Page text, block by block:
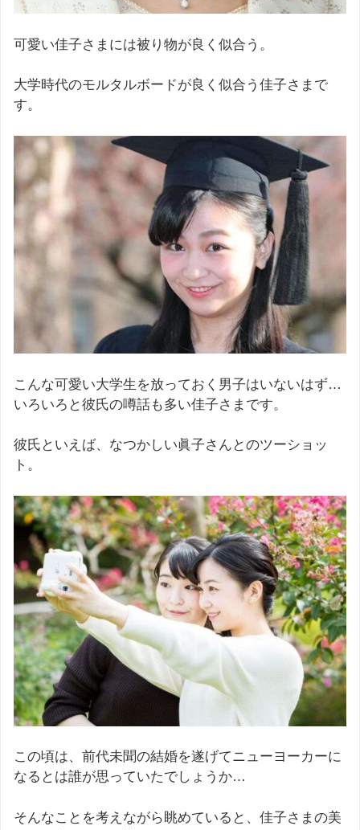
可愛い佳子さまには被り物が良く似合う。
大学時代のモルタルボードが良く似合う佳子さまで
す。
こんな可愛い大学生を放っておく男子はいないはず…
いろいろと彼氏の噂話も多い佳子さまです。
彼氏といえば、なつかしい眞子さんとのツーショッ
ト。
この頃は、前代未聞の結婚を遂げてニューヨーカーに
なるとは誰が思っていたでしょうか…
そんなことを考えながら眺めていると、佳子さまの美